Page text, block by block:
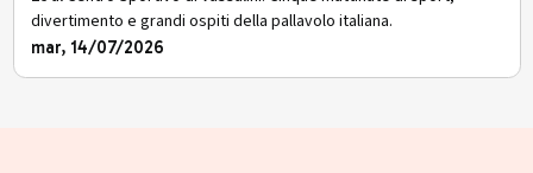
divertimento e grandi ospiti della pallavolo italiana.
mar, 14/07/2026